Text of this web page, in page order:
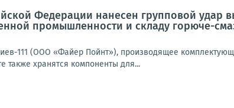
Федерации нанесен групповой удар
промышленности и складу горюче-
111 (ООО «Файер Пойнт»), производящее
также хранятся компоненты для...